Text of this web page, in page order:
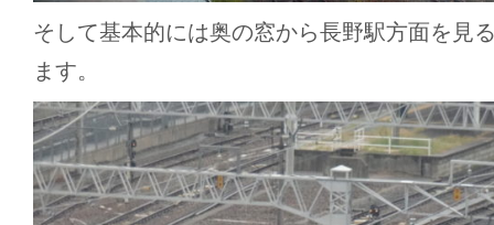
そして基本的には奥の窓から長野駅方面を見
ます。